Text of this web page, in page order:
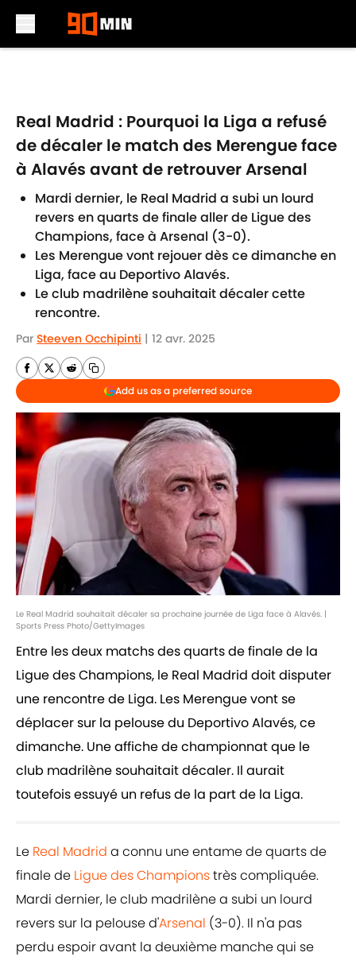
Real Madrid : Pourquoi la Liga a refusé
de décaler le match des Merengue face
à Alavés avant de retrouver Arsenal
Mardi dernier, le Real Madrid a subi un lourd
revers en quarts de finale aller de Ligue des
Champions, face à Arsenal (3-0).
Les Merengue vont rejouer dès ce dimanche en
Liga, face au Deportivo Alavés.
Le club madrilène souhaitait décaler cette
rencontre.
Par Steeven Occhipinti | 12 avr. 2025
Add us as a preferred source
Le Real Madrid souhaitait décaler sa prochaine journée de Liga face à Alavés. |
Sports Press Photo/GettyImages
Entre les deux matchs des quarts de finale de la
Ligue des Champions, le Real Madrid doit disputer
une rencontre de Liga. Les Merengue vont se
déplacer sur la pelouse du Deportivo Alavés, ce
dimanche. Une affiche de championnat que le
club madrilène souhaitait décaler. Il aurait
toutefois essuyé un refus de la part de la Liga.
Le Real Madrid a connu une entame de quarts de
finale de Ligue des Championstrès compliquée.
Mardi dernier, le club madrilène a subi un lourd
revers sur la pelouse d'Arsenal (3-0). Il n'a pas
perdu espoir avant la deuxième manche qui se